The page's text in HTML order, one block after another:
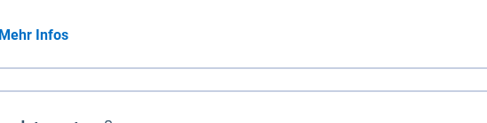
Mehr Infos